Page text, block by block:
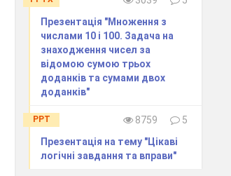
Презентація "Множення з
числами 10 і 100. Задача на
знаходження чисел за
відомою сумою трьох
доданків та сумами двох
доданків"
PPT 8759
5
Презентація на тему "Цікаві
логічні завдання та вправи"